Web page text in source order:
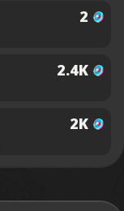
2
2.4K
2K